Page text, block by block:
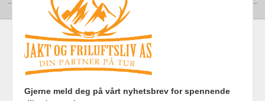
Frakt Kjøpsbetingelser Sikkerhet og personvern
Nyhetsbrev
Gjerne meld deg på vårt nyhetsbrev for spennende